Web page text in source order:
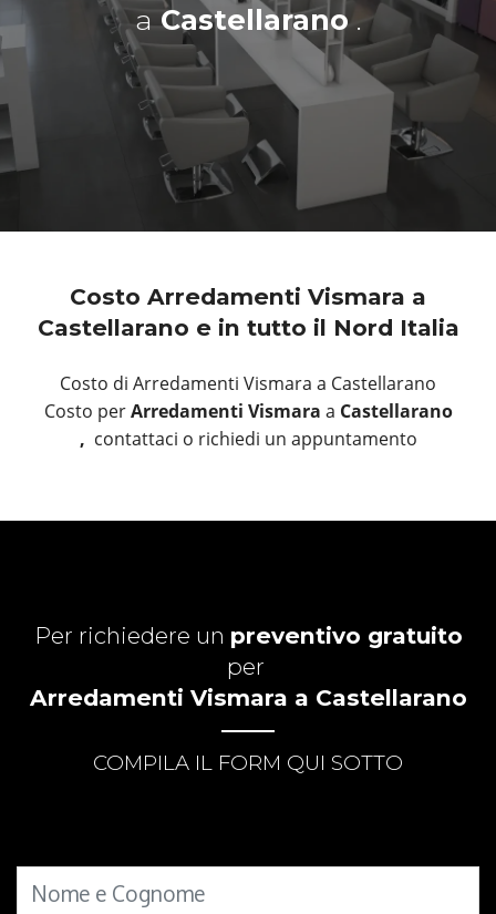
aCastellarano .
Costo Arredamenti Vismara a
Castellarano e in tutto il Nord Italia
Costo di Arredamenti Vismara a Castellarano
Costo perArredamenti Vismara a Castellarano
, contattaci o richiedi un appuntamento
Per richiedere un preventivo gratuito
per
Arredamenti Vismara a Castellarano
COMPILA IL FORM QUI SOTTO